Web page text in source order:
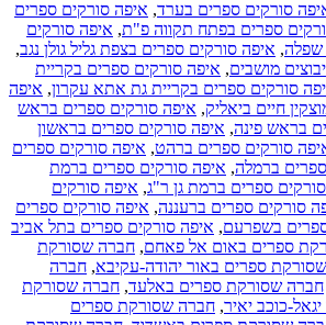
סורקים ספרים בערד, איפה סורקים ספרים
ספרים בפתח תקווה פ"ת, איפה סורקים
שפלה, איפה סורקים ספרים בצפת גליל גולן נגב,
מושבים, איפה סורקים ספרים בקריית
סורקים ספרים בקריית גת אתא עקרון, איפה
חיים ביאליק, איפה סורקים ספרים בראש
בראש פינה, איפה סורקים ספרים בראשון
סורקים ספרים ברהט, איפה סורקים ספרים
ברמלה, איפה סורקים ספרים ברמת
ספרים ברמת גן ר"ג, איפה סורקים
סורקים ספרים ברעננה, איפה סורקים ספרים
בשפרעם, איפה סורקים ספרים בתל אביב
ספרים באום אל פאחם, חברה שסורקת
ספרים באור יהודה-עקיבא, חברה
חברה שסורקת ספרים באלעד, חברה שסורקת
כוכב יאיר, חברה שסורקת ספרים